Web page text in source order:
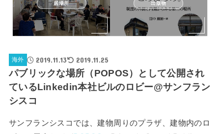
居場所 出版物
海外 2019.11.13 2019.11.25
パブリックな場所（POPOS）として公開され
ているLinkedin本社ビルのロビー@サンフラン
シスコ
サンフランシスコでは、建物周りのプラザ、建物内のロ